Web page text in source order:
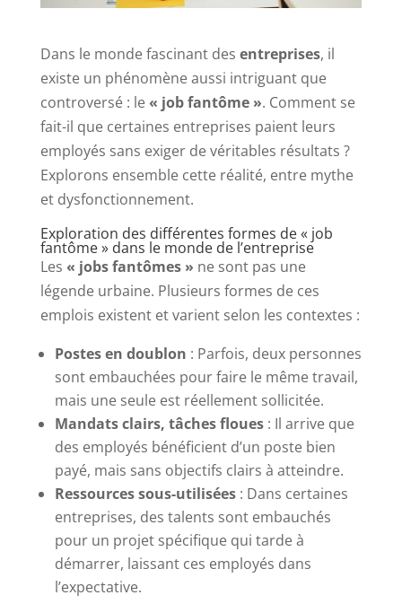
Dans le monde fascinant des entreprises, il
existe un phénomène aussi intriguant que
controversé : le« job fantôme ». Comment se
fait-il que certaines entreprises paient leurs
employés sans exiger de véritables résultats ?
Explorons ensemble cette réalité, entre mythe
et dysfonctionnement.
Exploration des différentes formes de « job
fantôme » dans le monde de l’entreprise
Les « jobs fantômes » ne sont pas une
légende urbaine. Plusieurs formes de ces
emplois existent et varient selon les contextes :
Postes en doublon : Parfois, deux personnes
sont embauchées pour faire le même travail,
mais une seule est réellement sollicitée.
Mandats clairs, tâches floues: Il arrive que
des employés bénéficient d’un poste bien
payé, mais sans objectifs clairs à atteindre.
Ressources sous-utilisées: Dans certaines
entreprises, des talents sont embauchés
pour un projet spécifique qui tarde à
démarrer, laissant ces employés dans
l’expectative.